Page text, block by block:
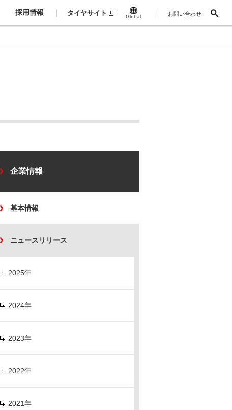
採用情報 タイヤサイト Global お問い合わせ
企業情報
基本情報
ニュースリリース
2025年
2024年
2023年
2022年
2021年